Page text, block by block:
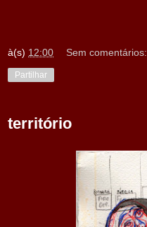
à(s) 12:00 Sem comentários:
Partilhar
território